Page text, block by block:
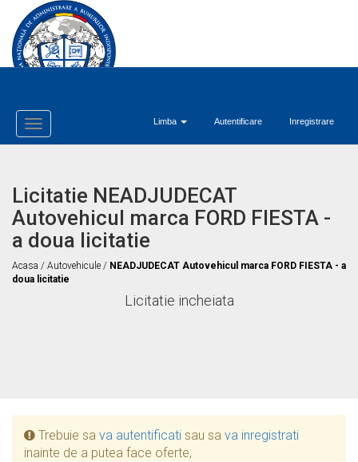
Limba Autentificare Inregistrare
Toggle
Navigation
Licitatie NEADJUDECAT
Autovehicul marca FORD FIESTA -
a doua licitatie
Acasa / Autovehicule / NEADJUDECAT Autovehicul marca FORD FIESTA - a
doua licitatie
Licitatie incheiata
Trebuie sa va autentificati sau sa va inregistrati
inainte de a putea face oferte,